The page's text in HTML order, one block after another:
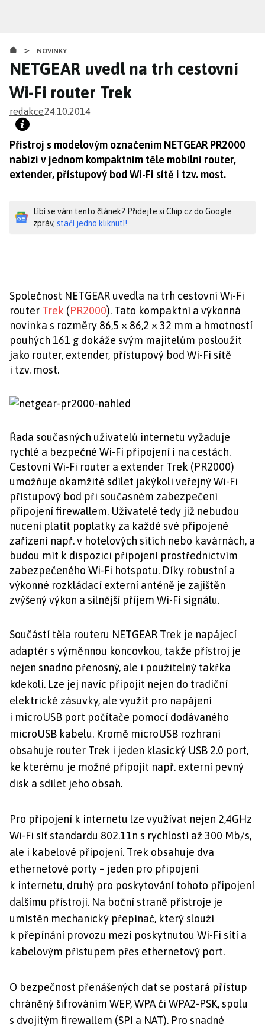
obsahu
> NOVINKY
NETGEAR uvedl na trh cestovní
Wi-Fi router Trek
redakce24.10.2014
Přístroj s modelovým označením NETGEAR PR2000
nabízí v jednom kompaktním těle mobilní router,
extender, přístupový bod Wi-Fi sítě i tzv. most.
Líbí se vám tento článek? Přidejte si Chip.cz do Google
zpráv, stačí jedno kliknutí!
Společnost NETGEAR uvedla na trh cestovní Wi-Fi
router Trek (PR2000). Tato kompaktní a výkonná
novinka s rozměry 86,5 × 86,2 × 32 mm a hmotností
pouhých 161 g dokáže svým majitelům posloužit
jako router, extender, přístupový bod Wi-Fi sítě
i tzv. most.
Řada současných uživatelů internetu vyžaduje
rychlé a bezpečné Wi-Fi připojení i na cestách.
Cestovní Wi-Fi router a extender Trek (PR2000)
umožňuje okamžitě sdílet jakýkoli veřejný Wi-Fi
přístupový bod při současném zabezpečení
připojení firewallem. Uživatelé tedy již nebudou
nuceni platit poplatky za každé své připojené
zařízení např. v hotelových sítích nebo kavárnách, a
budou mít k dispozici připojení prostřednictvím
zabezpečeného Wi-Fi hotspotu. Díky robustní a
výkonné rozkládací externí anténě je zajištěn
zvýšený výkon a silnější příjem Wi-Fi signálu.
Součástí těla routeru NETGEAR Trek je napájecí
adaptér s výměnnou koncovkou, takže přístroj je
nejen snadno přenosný, ale i použitelný takřka
kdekoli. Lze jej navíc připojit nejen do tradiční
elektrické zásuvky, ale využít pro napájení
i microUSB port počítače pomocí dodávaného
microUSB kabelu. Kromě microUSB rozhraní
obsahuje router Trek i jeden klasický USB 2.0 port,
ke kterému je možné připojit např. externí pevný
disk a sdílet jeho obsah.
Pro připojení k internetu lze využívat nejen 2,4GHz
Wi-Fi síť standardu 802.11n s rychlostí až 300 Mb/s,
ale i kabelové připojení. Trek obsahuje dva
ethernetové porty – jeden pro připojení
k internetu, druhý pro poskytování tohoto připojení
dalšímu přístroji. Na boční straně přístroje je
umístěn mechanický přepínač, který slouží
k přepínání provozu mezi poskytnutou Wi-Fi sítí a
kabelovým přístupem přes ethernetový port.
O bezpečnost přenášených dat se postará přístup
chráněný šifrováním WEP, WPA či WPA2-PSK, spolu
s dvojitým firewallem (SPI a NAT). Pro snadné